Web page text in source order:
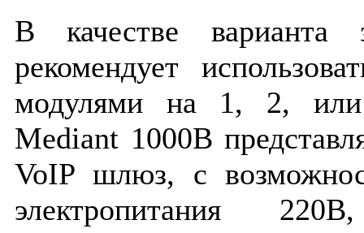
В качестве варианта
рекомендует
модулями на 1, 2,
Mediant 1000B
VoIP шлюз, с
электропитания